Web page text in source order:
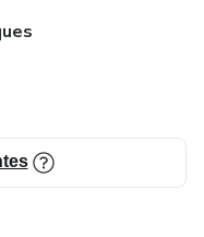
grande